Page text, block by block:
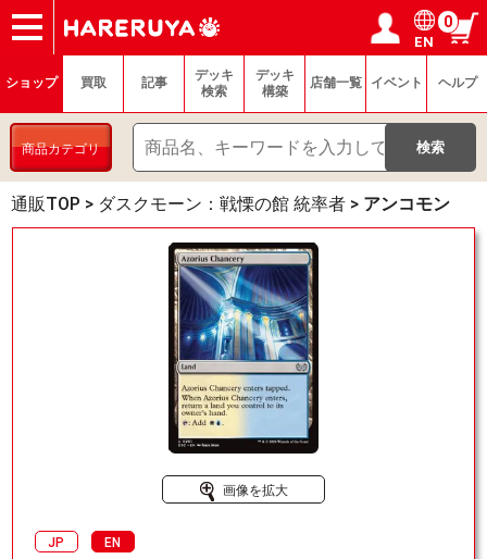
ショップ
買取
記事
デッキ検索
デッキ構築
選手一覧
店舗一覧
イベント
ヘルプ
お問い合わせ ログイン／会員登録
マイページ
EN
0
ショップ 買取 記事
デッキ
検索
デッキ
構築
店舗一覧 イベント ヘルプ
商品カテゴリ
通販TOP > ダスクモーン：戦慄の館 統率者 > アンコモン
画像を拡大
JP EN